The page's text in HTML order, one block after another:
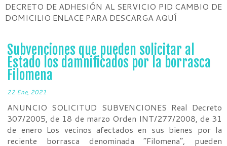
DECRETO DE ADHESIÓN AL SERVICIO PID CAMBIO DE
DOMICILIO ENLACE PARA DESCARGA AQUÍ
Subvenciones que pueden solicitar al
Estado los damnificados por la borrasca
Filomena
22 Ene, 2021
ANUNCIO SOLICITUD SUBVENCIONES Real Decreto
307/2005, de 18 de marzo Orden INT/277/2008, de 31
de enero Los vecinos afectados en sus bienes por la
reciente borrasca denominada “Filomena”, pueden